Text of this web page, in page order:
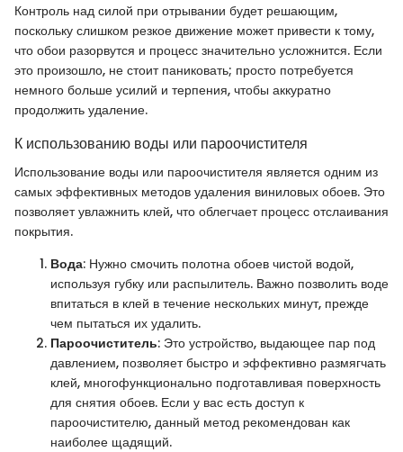
Контроль над силой при отрывании будет решающим,
поскольку слишком резкое движение может привести к тому,
что обои разорвутся и процесс значительно усложнится. Если
это произошло, не стоит паниковать; просто потребуется
немного больше усилий и терпения, чтобы аккуратно
продолжить удаление.
К использованию воды или пароочистителя
Использование воды или пароочистителя является одним из
самых эффективных методов удаления виниловых обоев. Это
позволяет увлажнить клей, что облегчает процесс отслаивания
покрытия.
Вода: Нужно смочить полотна обоев чистой водой,
используя губку или распылитель. Важно позволить воде
впитаться в клей в течение нескольких минут, прежде
чем пытаться их удалить.
Пароочиститель: Это устройство, выдающее пар под
давлением, позволяет быстро и эффективно размягчать
клей, многофункционально подготавливая поверхность
для снятия обоев. Если у вас есть доступ к
пароочистителю, данный метод рекомендован как
наиболее щадящий.